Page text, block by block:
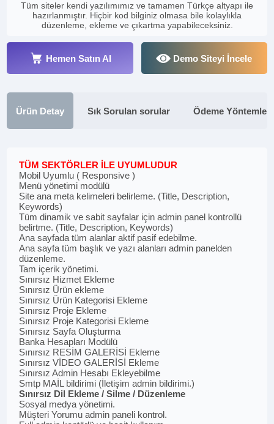
Tüm siteler kendi yazılımımız ve tamamen Türkçe altyapı ile
hazırlanmıştır. Hiçbir kod bilginiz olmasa bile kolaylıkla
düzenleme, ekleme ve çıkartma yapabileceksiniz.
Hemen Satın Al Demo Siteyi İncele
Ürün Detay Sık Sorulan sorular Ödeme Yöntemleri
TÜM SEKTÖRLER İLE UYUMLUDUR
Mobil Uyumlu ( Responsive )
Menü yönetimi modülü
Site ana meta kelimeleri belirleme. (Title, Description,
Keywords)
Tüm dinamik ve sabit sayfalar için admin panel kontrollü
belirtme. (Title, Description, Keywords)
Ana sayfada tüm alanlar aktif pasif edebilme.
Ana sayfa tüm başlık ve yazı alanları admin panelden
düzenleme.
Tam içerik yönetimi.
Sınırsız Hizmet Ekleme
Sınırsız Ürün ekleme
Sınırsız Ürün Kategorisi Ekleme
Sınırsız Proje Ekleme
Sınırsız Proje Kategorisi Ekleme
Sınırsız Sayfa Oluşturma
Banka Hesapları Modülü
Sınırsız RESİM GALERİSİ Ekleme
Sınırsız VİDEO GALERİSİ Ekleme
Sınırsız Admin Hesabı Ekleyebilme
Smtp MAİL bildirimi (İletişim admin bildirimi.)
Sınırsız Dil Ekleme / Silme / Düzenleme
Sosyal medya yönetimi.
Müşteri Yorumu admin paneli kontrol.